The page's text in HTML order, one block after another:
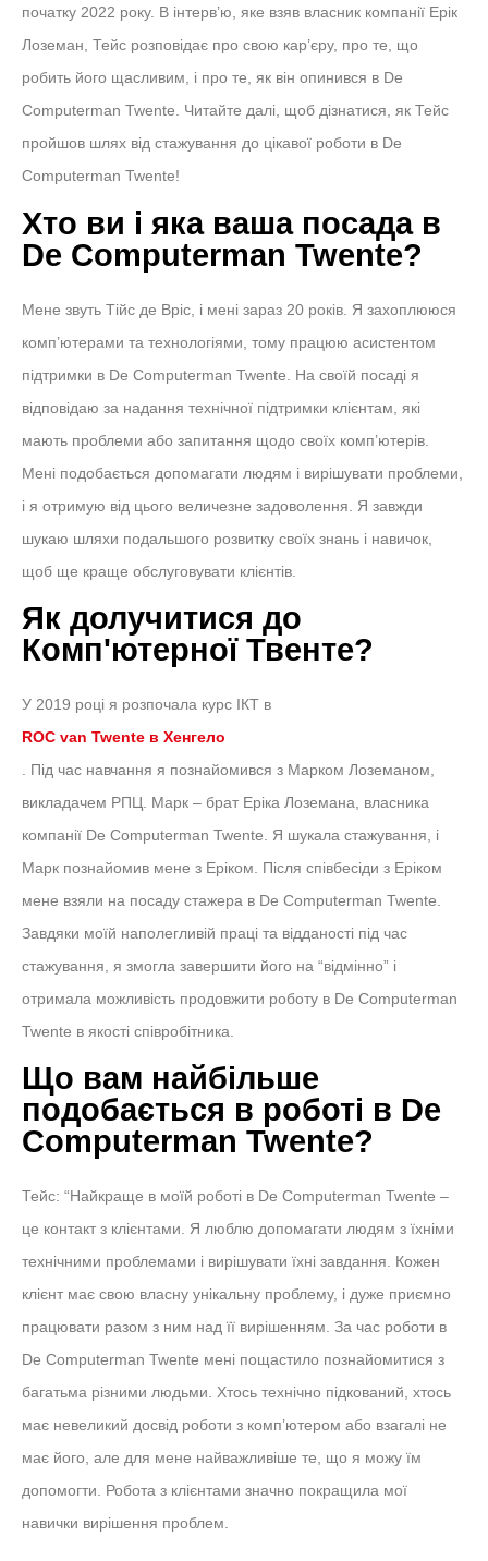
початку 2022 року. В інтерв’ю, яке взяв власник компанії Ерік
Лоземан, Тейс розповідає про свою кар’єру, про те, що
робить його щасливим, і про те, як він опинився в De
Computerman Twente. Читайте далі, щоб дізнатися, як Тейс
пройшов шлях від стажування до цікавої роботи в De
Computerman Twente!
Хто ви і яка ваша посада в
De Computerman Twente?
Мене звуть Тійс де Вріс, і мені зараз 20 років. Я захоплююся
комп’ютерами та технологіями, тому працюю асистентом
підтримки в De Computerman Twente. На своїй посаді я
відповідаю за надання технічної підтримки клієнтам, які
мають проблеми або запитання щодо своїх комп’ютерів.
Мені подобається допомагати людям і вирішувати проблеми,
і я отримую від цього величезне задоволення. Я завжди
шукаю шляхи подальшого розвитку своїх знань і навичок,
щоб ще краще обслуговувати клієнтів.
Як долучитися до
Комп'ютерної Твенте?
У 2019 році я розпочала курс ІКТ в
ROC van Twente в Хенгело
. Під час навчання я познайомився з Марком Лоземаном,
викладачем РПЦ. Марк – брат Еріка Лоземана, власника
компанії De Computerman Twente. Я шукала стажування, і
Марк познайомив мене з Еріком. Після співбесіди з Еріком
мене взяли на посаду стажера в De Computerman Twente.
Завдяки моїй наполегливій праці та відданості під час
стажування, я змогла завершити його на “відмінно” і
отримала можливість продовжити роботу в De Computerman
Twente в якості співробітника.
Що вам найбільше
подобається в роботі в De
Computerman Twente?
Тейс: “Найкраще в моїй роботі в De Computerman Twente –
це контакт з клієнтами. Я люблю допомагати людям з їхніми
технічними проблемами і вирішувати їхні завдання. Кожен
клієнт має свою власну унікальну проблему, і дуже приємно
працювати разом з ним над її вирішенням. За час роботи в
De Computerman Twente мені пощастило познайомитися з
багатьма різними людьми. Хтось технічно підкований, хтось
має невеликий досвід роботи з комп’ютером або взагалі не
має його, але для мене найважливіше те, що я можу їм
допомогти. Робота з клієнтами значно покращила мої
навички вирішення проблем.